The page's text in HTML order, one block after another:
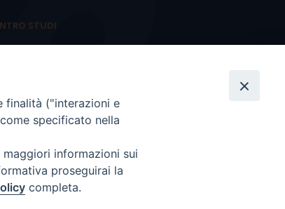
STUDI
e ufficio presidenza
nazionale
finalità ("interazioni e
specificato nella
informazioni sui
proseguirai la
completa.